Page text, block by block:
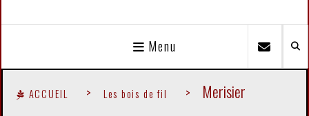
Menu
ACCUEIL Les bois de fil Merisier